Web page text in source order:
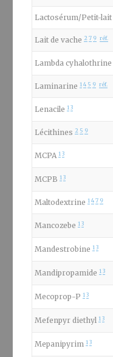
Lactosérum/Petit-lait
Lait de vache 2 7 9 réf.
Lambda cyhalothrine
Laminarine 1 4 5 9 réf.
Lenacile 1 3
Lécithines 2 5 9
MCPA1 3
MCPB 1 3
Maltodextrine 1 4 7 9
Mancozebe 1 3
Mandestrobine 1 3
Mandipropamide 1 3
Mecoprop-P 1 3
Mefenpyr diethyl 1 3
Mepanipyrim 1 3